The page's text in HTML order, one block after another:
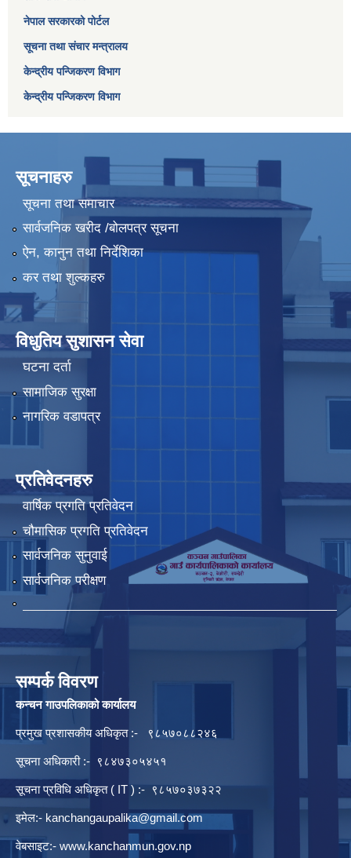
नेपाल सरकारको पोर्टल
सूचना तथा संचार मन्त्रालय
केन्द्रीय पन्जिकरण विभाग
केन्द्रीय पन्जिकरण विभाग
सूचनाहरु
सूचना तथा समाचार
सार्वजनिक खरीद /बोलपत्र सूचना
ऐन, कानुन तथा निर्देशिका
कर तथा शुल्कहरु
विधुतिय सुशासन सेवा
घटना दर्ता
सामाजिक सुरक्षा
नागरिक वडापत्र
प्रतिवेदनहरु
वार्षिक प्रगति प्रतिवेदन
चौमासिक प्रगति प्रतिवेदन
सार्वजनिक सुनुवाई
सार्वजनिक परीक्षण
सम्पर्क विवरण
कन्चन गाउपलिकाको कार्यालय
प्रमुख प्रशासकीय अधिकृत :- ९८५७०८८२४६
सूचना अधिकारी :- ९८४७३०५४५१
सूचना प्रविधि अधिकृत ( IT ) :- ९८५७०३७३२२
इमेल:- kanchangaupalika@gmail.com
वेबसाइट:- www.kanchanmun.gov.np